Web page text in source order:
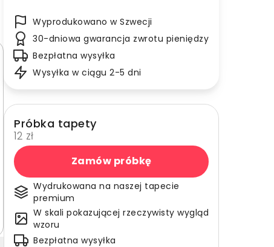
Wyprodukowano w Szwecji
30-dniowa gwarancja zwrotu pieniędzy
Bezpłatna wysyłka
Wysyłka w ciągu 2-5 dni
Próbka tapety
12 zł
Zamów próbkę
Wydrukowana na naszej tapecie
premium
W skali pokazującej rzeczywisty wygląd
wzoru
Bezpłatna wysyłka